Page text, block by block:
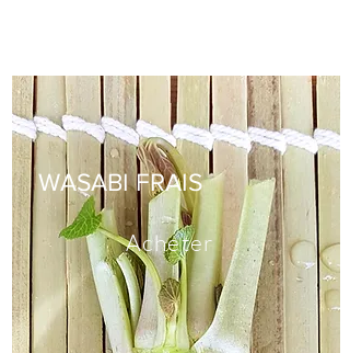
WASABI​FRAIS
Acheter